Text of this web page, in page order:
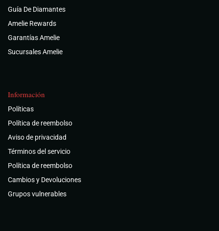
Guía De Diamantes
Amelie Rewards
Garantías Amelie
Sucursales Amelie
Información
Políticas
Política de reembolso
Aviso de privacidad
Términos del servicio
Política de reembolso
Cambios y Devoluciones
Grupos vulnerables